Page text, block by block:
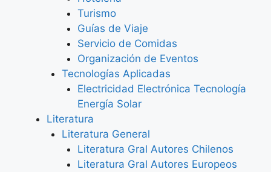
Turismo
Guías de Viaje
Servicio de Comidas
Organización de Eventos
Tecnologías Aplicadas
Electricidad Electrónica Tecnología
Energía Solar
Literatura
Literatura General
Literatura Gral Autores Chilenos
Literatura Gral Autores Europeos